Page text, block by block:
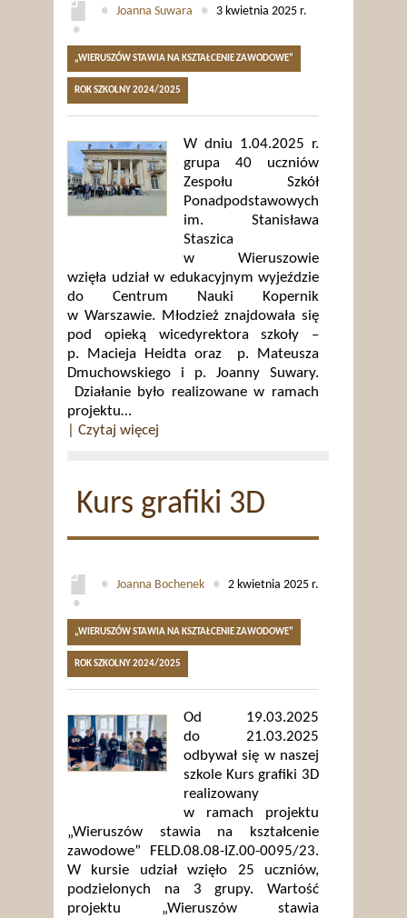
● Joanna Suwara ●
3 kwietnia 2025 r.
●
„WIERUSZÓW STAWIA NA KSZTAŁCENIE ZAWODOWE”
ROK SZKOLNY 2024/2025
W dniu 1.04.2025 r.
grupa 40 uczniów
Zespołu Szkół
Ponadpodstawowych
im. Stanisława
Staszica
w Wieruszowie
wzięła udział w edukacyjnym wyjeździe
do Centrum Nauki Kopernik
w Warszawie. Młodzież znajdowała się
pod opieką wicedyrektora szkoły –
p. Macieja Heidta oraz p. Mateusza
Dmuchowskiego i p. Joanny Suwary.
Działanie było realizowane w ramach
projektu…
| Czytaj więcej
Kurs grafiki 3D
● Joanna Bochenek ●
2 kwietnia 2025 r.
●
„WIERUSZÓW STAWIA NA KSZTAŁCENIE ZAWODOWE”
ROK SZKOLNY 2024/2025
Od 19.03.2025
do 21.03.2025
odbywał się w naszej
szkole Kurs grafiki 3D
realizowany
w ramach projektu
„Wieruszów stawia na kształcenie
zawodowe” FELD.08.08-IZ.00-0095/23.
W kursie udział wzięło 25 uczniów,
podzielonych na 3 grupy. Wartość
projektu „Wieruszów stawia